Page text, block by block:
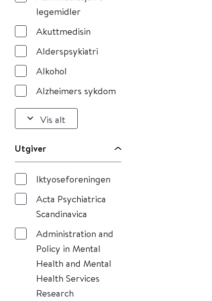
legemidler
Akuttmedisin
Alderspsykiatri
Alkohol
Alzheimers sykdom
Vis alt
Utgiver
Iktyoseforeningen
Acta Psychiatrica
Scandinavica
Administration and
Policy in Mental
Health and Mental
Health Services
Research